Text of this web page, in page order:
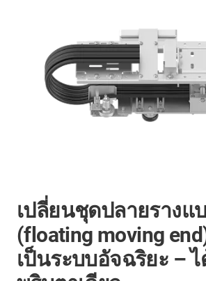
เปลี่ยนชุดปลายรางแ
(floating moving
เป็นระบบอัจฉริยะ –